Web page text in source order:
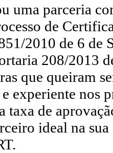
uma parceria
de
2010 de 6 de
208/2013
que queiram
experiente nos
taxa de
ideal na